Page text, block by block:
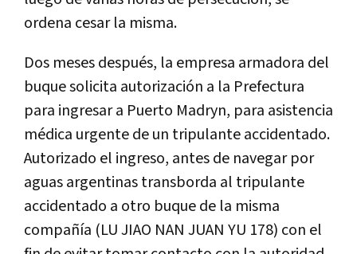
ordena cesar la misma.
Dos meses después, la empresa armadora del
buque solicita autorización a la Prefectura
para ingresar a Puerto Madryn, para asistencia
médica urgente de un tripulante accidentado.
Autorizado el ingreso, antes de navegar por
aguas argentinas transborda al tripulante
accidentado a otro buque de la misma
compañía (LU JIAO NAN JUAN YU 178) con el